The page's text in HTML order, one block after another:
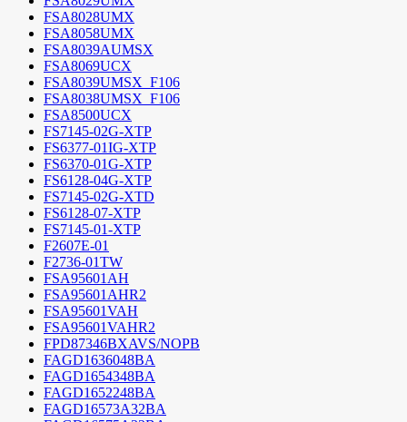
FSA8028UMX
FSA8058UMX
FSA8039AUMSX
FSA8069UCX
FSA8039UMSX_F106
FSA8038UMSX_F106
FSA8500UCX
FS7145-02G-XTP
FS6377-01IG-XTP
FS6370-01G-XTP
FS6128-04G-XTP
FS7145-02G-XTD
FS6128-07-XTP
FS7145-01-XTP
F2607E-01
F2736-01TW
FSA95601AH
FSA95601AHR2
FSA95601VAH
FSA95601VAHR2
FPD87346BXAVS/NOPB
FAGD1636048BA
FAGD1654348BA
FAGD1652248BA
FAGD16573A32BA